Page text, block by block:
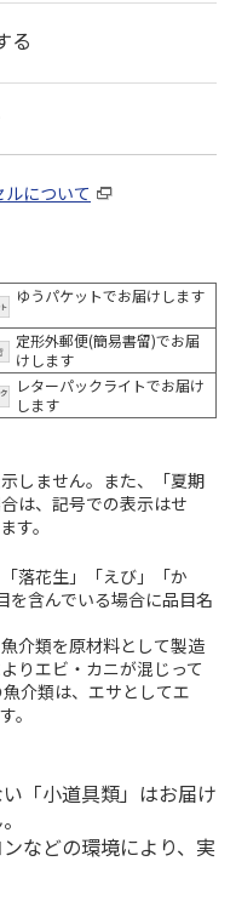
る
について
ゆうパケットでお届けします
定形外郵便(簡易書留)でお届
けします
レターパックライトでお届け
します
しません。また、「夏期
は、記号での表示はせ
す。
落花生」「えび」「か
を含んでいる場合に品目名
介類を原材料として製造
りエビ・カニが混じって
介類は、エサとしてエ
。
「小道具類」はお届け
などの環境により、実